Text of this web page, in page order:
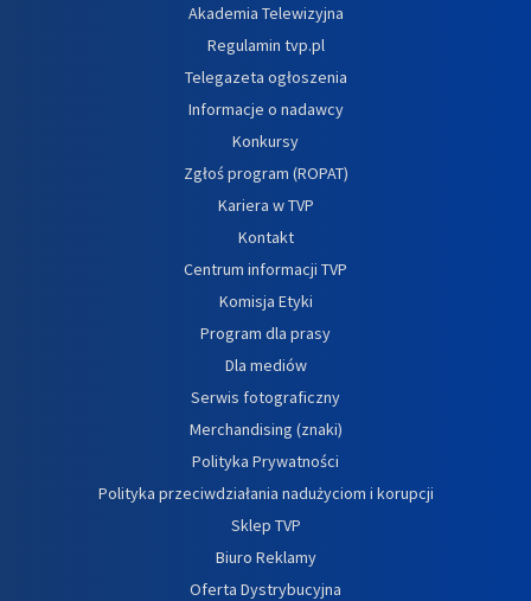
Akademia Telewizyjna
Regulamin tvp.pl
Telegazeta ogłoszenia
Informacje o nadawcy
Konkursy
Zgłoś program (ROPAT)
Kariera w TVP
Kontakt
Centrum informacji TVP
Komisja Etyki
Program dla prasy
Dla mediów
Serwis fotograficzny
Merchandising (znaki)
Polityka Prywatności
Polityka przeciwdziałania nadużyciom i korupcji
Sklep TVP
Biuro Reklamy
Oferta Dystrybucyjna